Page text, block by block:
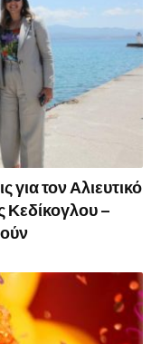
για τον Αλιευτικό
Κεδίκογλου –